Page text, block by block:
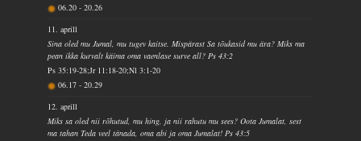
06.20-20.26
11. aprill
Sina oled mu Jumal, mu tugev kaitse. Mispärast Sa tõukasid mu ära? Miks ma
pean ikka kurvalt käima oma vaenlase surve all? Ps 43:2
Ps 35:19-28;Jr 11:18-20;Nl 3:1-20
06.17-20.29
12. aprill
Miks sa oled nii rõhutud, mu hing, ja nii rahutu mu sees? Oota Jumalat, sest
ma tahan Teda veel tänada, oma abi ja oma Jumalat! Ps 43:5